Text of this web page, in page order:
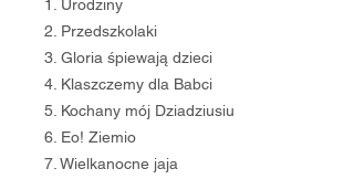
1. Urodziny
2. Przedszkolaki
3. Gloria śpiewają dzieci
4. Klaszczemy dla Babci
5. Kochany mój Dziadziusiu
6. Eo! Ziemio
7. Wielkanocne jaja